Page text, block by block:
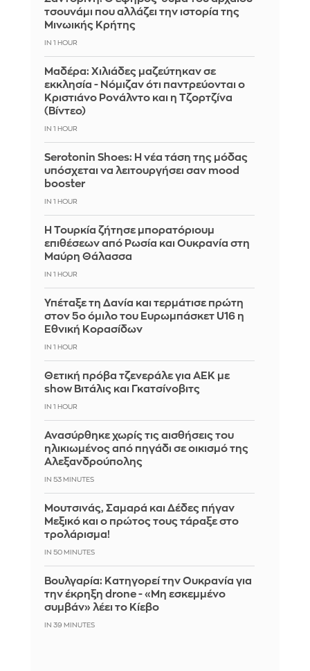
τσουνάμι που αλλάζει την ιστορία της
Μινωικής Κρήτης
IN 1 HOUR
Μαδέρα: Χιλιάδες μαζεύτηκαν σε
εκκλησία - Νόμιζαν ότι παντρεύονται ο
Κριστιάνο Ρονάλντο και η Τζορτζίνα
(Βίντεο)
IN 1 HOUR
Serotonin Shoes: Η νέα τάση της μόδας
υπόσχεται να λειτουργήσει σαν mood
booster
IN 1 HOUR
Η Τουρκία ζήτησε μπορατόριουμ
επιθέσεων από Ρωσία και Ουκρανία στη
Μαύρη Θάλασσα
IN 1 HOUR
Υπέταξε τη Δανία και τερμάτισε πρώτη
στον 5ο όμιλο του Ευρωμπάσκετ U16 η
Εθνική Κορασίδων
IN 1 HOUR
Θετική πρόβα τζενεράλε για ΑΕΚ με
show Βιτάλις και Γκατσίνοβιτς
IN 1 HOUR
Ανασύρθηκε χωρίς τις αισθήσεις του
ηλικιωμένος από πηγάδι σε οικισμό της
Αλεξανδρούπολης
IN 53 MINUTES
Μουτσινάς, Σαμαρά και Δέδες πήγαν
Μεξικό και ο πρώτος τους τάραξε στο
τρολάρισμα!
IN 50 MINUTES
Βουλγαρία: Κατηγορεί την Ουκρανία για
την έκρηξη drone - «Μη εσκεμμένο
συμβάν» λέει το Κίεβο
IN 39 MINUTES